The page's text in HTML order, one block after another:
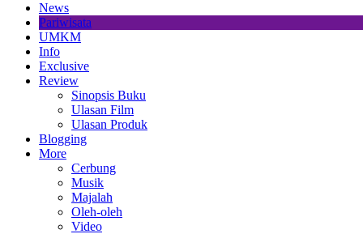
News
Pariwisata
UMKM
Info
Exclusive
Review
Sinopsis Buku
Ulasan Film
Ulasan Produk
Blogging
More
Cerbung
Musik
Majalah
Oleh-oleh
Video